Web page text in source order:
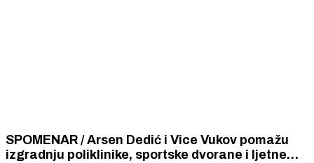
SPOMENAR / Arsen Dedić i Vice Vukov pomažu
izgradnju poliklinike, sportske dvorane i ljetne